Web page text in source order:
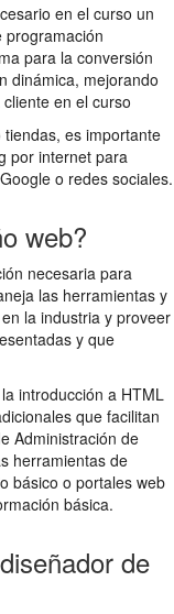
en el curso un
programación
para la conversión
dinámica, mejorando
en el curso
es importante
por internet para
o redes sociales.
web?
necesaria para
las herramientas y
la industria y proveer
y que
introducción a HTML
que facilitan
Administración de
herramientas de
básico o portales web
básica.
de